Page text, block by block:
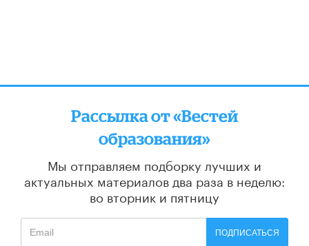
Рассылка от «Вестей
образования»
Мы отправляем подборку лучших и
актуальных материалов два раза в неделю:
во вторник и пятницу
ПОДПИСАТЬСЯ